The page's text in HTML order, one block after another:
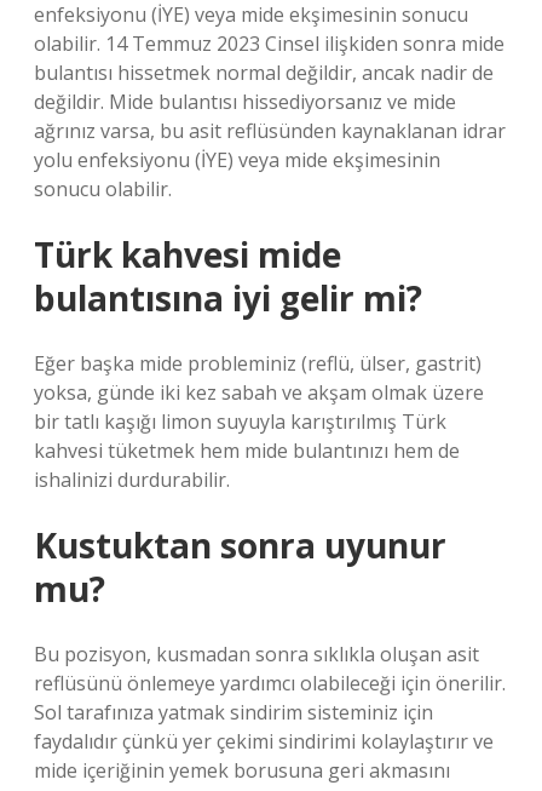
enfeksiyonu (İYE) veya mide ekşimesinin sonucu
olabilir. 14 Temmuz 2023 Cinsel ilişkiden sonra mide
bulantısı hissetmek normal değildir, ancak nadir de
değildir. Mide bulantısı hissediyorsanız ve mide
ağrınız varsa, bu asit reflüsünden kaynaklanan idrar
yolu enfeksiyonu (İYE) veya mide ekşimesinin
sonucu olabilir.
Türk kahvesi mide
bulantısına iyi gelir mi?
Eğer başka mide probleminiz (reflü, ülser, gastrit)
yoksa, günde iki kez sabah ve akşam olmak üzere
bir tatlı kaşığı limon suyuyla karıştırılmış Türk
kahvesi tüketmek hem mide bulantınızı hem de
ishalinizi durdurabilir.
Kustuktan sonra uyunur
mu?
Bu pozisyon, kusmadan sonra sıklıkla oluşan asit
reflüsünü önlemeye yardımcı olabileceği için önerilir.
Sol tarafınıza yatmak sindirim sisteminiz için
faydalıdır çünkü yer çekimi sindirimi kolaylaştırır ve
mide içeriğinin yemek borusuna geri akmasını